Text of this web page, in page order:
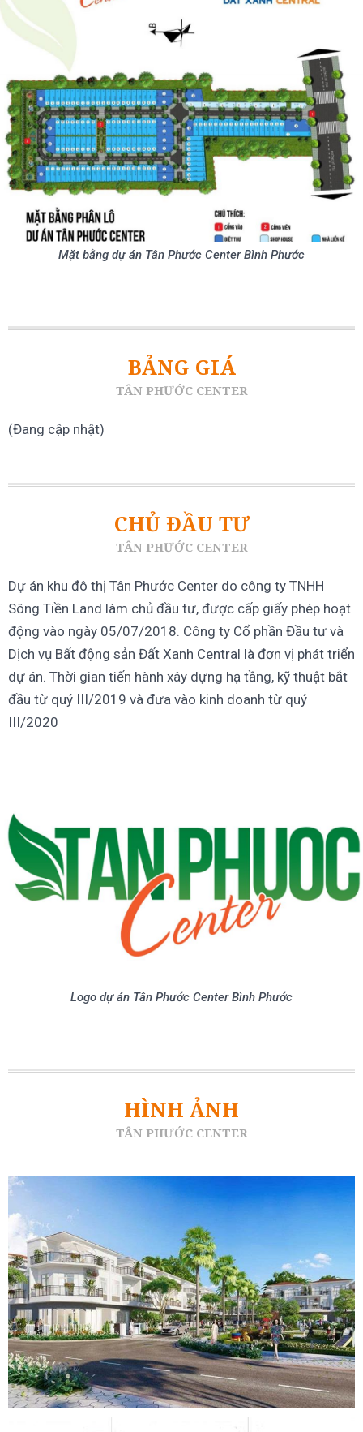
Mặt bằng dự án Tân Phước Center Bình Phước
BẢNG GIÁ
TÂN PHƯỚC CENTER
(Đang cập nhật)
CHỦ ĐẦU TƯ
TÂN PHƯỚC CENTER
Dự án khu đô thị Tân Phước Center do công ty TNHH
Sông Tiền Land làm chủ đầu tư, được cấp giấy phép hoạt
động vào ngày 05/07/2018. Công ty Cổ phần Đầu tư và
Dịch vụ Bất động sản Đất Xanh Central là đơn vị phát triển
dự án. Thời gian tiến hành xây dựng hạ tầng, kỹ thuật bắt
đầu từ quý III/2019 và đưa vào kinh doanh từ quý
III/2020
Logo dự án Tân Phước Center Bình Phước
HÌNH ẢNH
TÂN PHƯỚC CENTER